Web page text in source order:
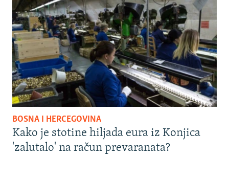
BOSNA I HERCEGOVINA
Kako je stotine hiljada eura iz Konjica
'zalutalo' na račun prevaranata?